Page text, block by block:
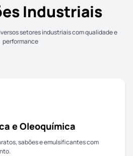
Industriais
setores industriais com qualidade e
performance
e Oleoquímica
sabões e emulsificantes com